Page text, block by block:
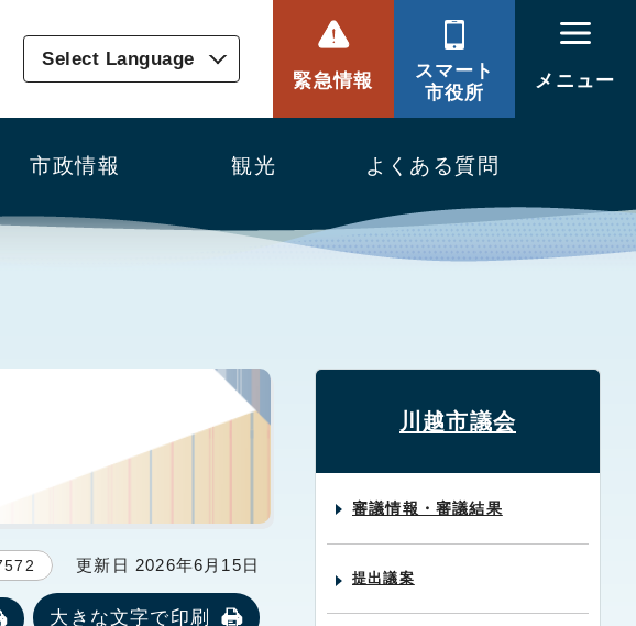
Select Language
緊急情報
スマート
市役所
メニュー
市政情報 観光 よくある質問
更新日 2026年6月15日
大きな文字で印刷
川越市議会
審議情報・審議結果
提出議案